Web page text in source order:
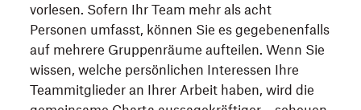
vorlesen. Sofern Ihr Team mehr als acht
Personen umfasst, können Sie es gegebenenfalls
auf mehrere Gruppenräume aufteilen. Wenn Sie
wissen, welche persönlichen Interessen Ihre
Teammitglieder an Ihrer Arbeit haben, wird die